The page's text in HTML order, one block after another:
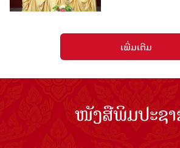
ເພີ່ມເຕີມ
ໜັງສືພິມປະຊ